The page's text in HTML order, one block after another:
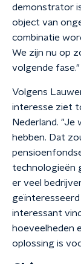
demonstrator
object van
combinatie
We zijn nu op
volgende fase."
Volgens
interesse ziet
Nederland.
hebben. Dat
technologieën
er veel
interessant
hoeveelheden
oplossing is